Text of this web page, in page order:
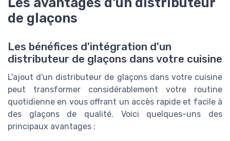
de glaçons
Les bénéfices d'intégration d'un
distributeur de glaçons dans votre cuisine
L'ajout d'un distributeur de glaçons dans votre cuisine
peut transformer considérablement votre routine
quotidienne en vous offrant un accès rapide et facile à
des glaçons de qualité. Voici quelques-uns des
principaux avantages :